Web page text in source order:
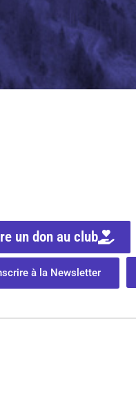
un don au club
à la Newsletter